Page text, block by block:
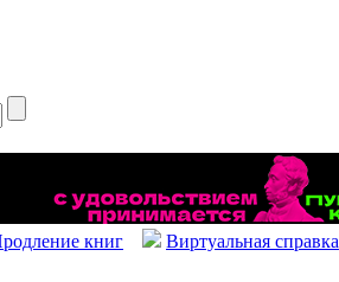
книг Виртуальная справка